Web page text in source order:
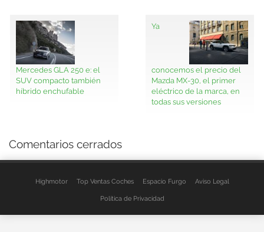
Mercedes GLA 250 e: el
SUV compacto también
híbrido enchufable
Ya
conocemos el precio del
Mazda MX-30, el primer
eléctrico de la marca, en
todas sus versiones
Comentarios cerrados
Highmotor Top Ventas Coches Espacio Furgo Aviso Legal
Política de Privacidad